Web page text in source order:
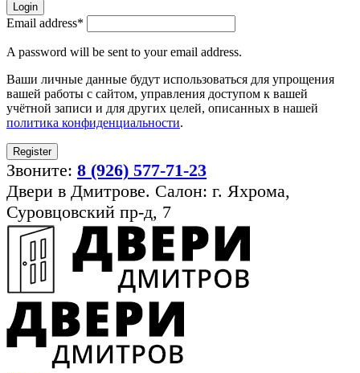
Login
Email address*
A password will be sent to your email address.
Ваши личные данные будут использоваться для упрощения
вашей работы с сайтом, управления доступом к вашей
учётной записи и для других целей, описанных в нашей
политика конфиденциальности.
Register
Звоните: 8 (926) 577-71-23
Двери в Дмитрове. Салон: г. Яхрома,
Суровцовский пр-д, 7